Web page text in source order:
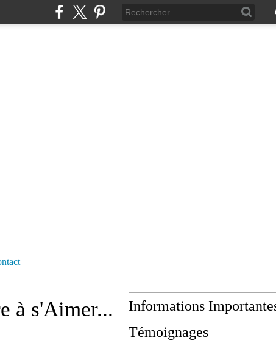
à s'Aimer...
Informations
Témoignages